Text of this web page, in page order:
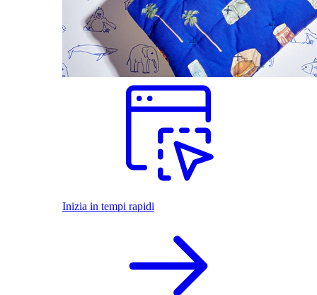
Inizia in tempi rapidi